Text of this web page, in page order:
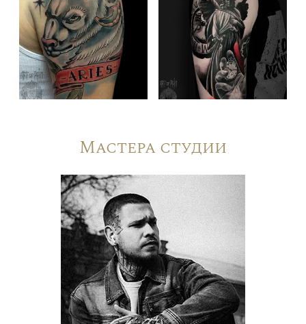
Мастера студии